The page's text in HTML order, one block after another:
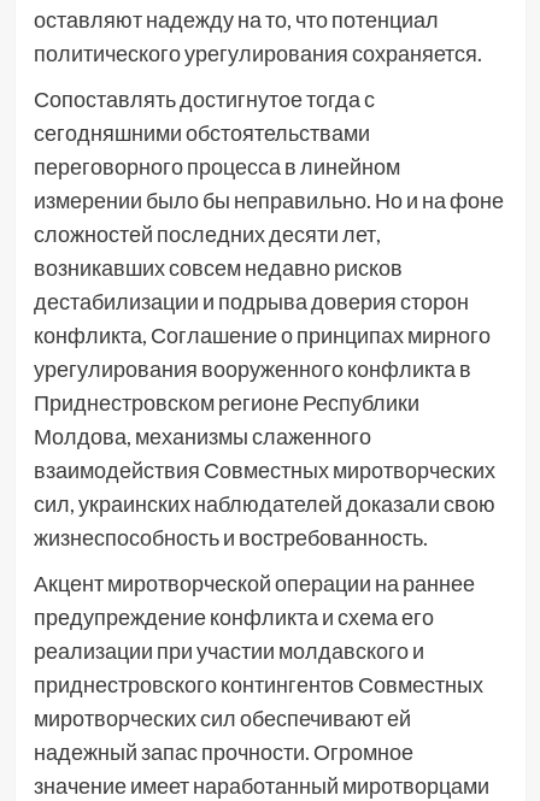
оставляют надежду на то, что потенциал
политического урегулирования сохраняется.
Сопоставлять достигнутое тогда с
сегодняшними обстоятельствами
переговорного процесса в линейном
измерении было бы неправильно. Но и на фоне
сложностей последних десяти лет,
возникавших совсем недавно рисков
дестабилизации и подрыва доверия сторон
конфликта, Соглашение о принципах мирного
урегулирования вооруженного конфликта в
Приднестровском регионе Республики
Молдова, механизмы слаженного
взаимодействия Совместных миротворческих
сил, украинских наблюдателей доказали свою
жизнеспособность и востребованность.
Акцент миротворческой операции на раннее
предупреждение конфликта и схема его
реализации при участии молдавского и
приднестровского контингентов Совместных
миротворческих сил обеспечивают ей
надежный запас прочности. Огромное
значение имеет наработанный миротворцами